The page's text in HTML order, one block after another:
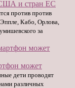
США и стран ЕС
против против
Кабо, Орлова,
за
может
дети проводят
различных